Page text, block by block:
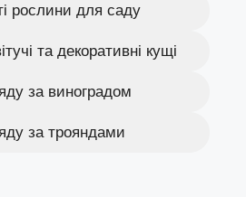
рослини для саду
та декоративні кущі
за виноградом
за трояндами